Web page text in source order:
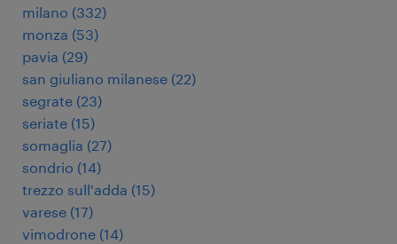
milano (332)
monza (53)
pavia (29)
san giuliano milanese (22)
segrate (23)
seriate (15)
somaglia (27)
sondrio (14)
trezzo sull'adda (15)
varese (17)
vimodrone (14)